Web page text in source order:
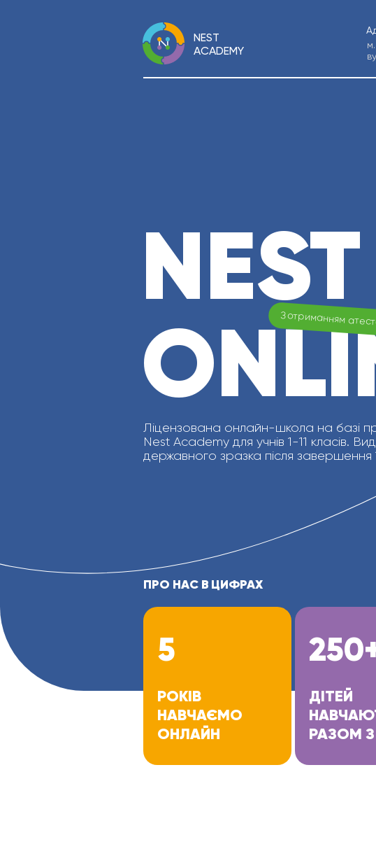
РОКІВ
НАВЧАЄМО
ОНЛАЙН
ДІТЕЙ
РАЗОМ
ПРО НАС В ЦИФРАХ
5
NEST
Ліцензована онлайн-школа на базі
Nest Academy для учнів 1-11 класів.
державного зразка після завершення
З отриманням
NEST
ACADEMY